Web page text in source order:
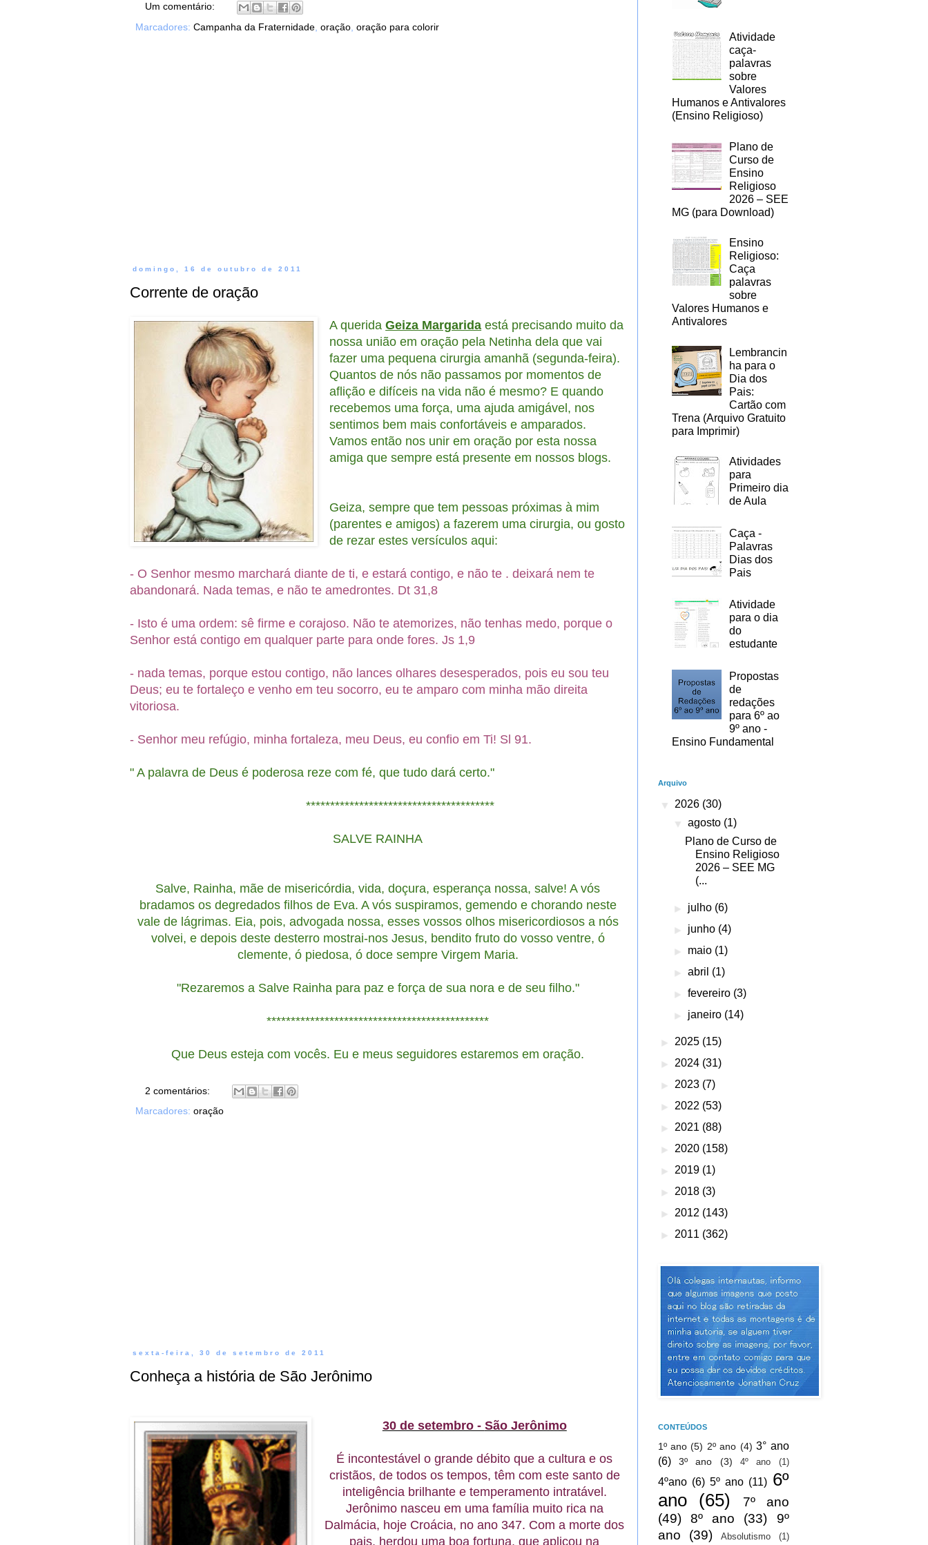
Um comentário:
Marcadores: Campanha da Fraternidade, oração, oração para colorir
domingo, 16 de outubro de 2011
Corrente de oração
A queridaGeiza Margarida está precisando muito da
nossa união em oração pela Netinha dela que vai
fazer uma pequena cirurgia amanhã (segunda-feira).
Quantos de nós não passamos por momentos de
aflição e difíceis na vida não é mesmo? E quando
recebemos uma força, uma ajuda amigável, nos
sentimos bem mais confortáveis e amparados.
Vamos então nos unir em oração por esta nossa
amiga que sempre está presente em nossos blogs.
Geiza, sempre que tem pessoas próximas à mim
(parentes e amigos) a fazerem uma cirurgia, ou gosto
de rezar estes versículos aqui:
-O Senhor mesmo marchará diante de ti, e estará contigo, e não te . deixará nem te
abandonará. Nada temas, e não te amedrontes. Dt 31,8
- Isto é uma ordem: sê firme e corajoso. Não te atemorizes, não tenhas medo, porque o
Senhor está contigo em qualquer parte para onde fores. Js 1,9
- nada temas, porque estou contigo, não lances olhares desesperados, pois eu sou teu
Deus; eu te fortaleço e venho em teu socorro, eu te amparo com minha mão direita
vitoriosa.
- Senhor meu refúgio, minha fortaleza, meu Deus, eu confio em Ti! Sl 91.
" A palavra de Deus é poderosa reze com fé, que tudo dará certo."
***************************************
SALVE RAINHA
Salve, Rainha, mãe de misericórdia, vida, doçura, esperança nossa, salve! A vós
bradamos os degredados filhos de Eva. A vós suspiramos, gemendo e chorando neste
vale de lágrimas. Eia, pois, advogada nossa, esses vossos olhos misericordiosos a nós
volvei, e depois deste desterro mostrai-nos Jesus, bendito fruto do vosso ventre, ó
clemente, ó piedosa, ó doce sempre Virgem Maria.
"Rezaremos a Salve Rainha para paz e força de sua nora e de seu filho."
**********************************************
Que Deus esteja com vocês. Eu e meus seguidores estaremos em oração.
2 comentários:
Marcadores: oração
sexta-feira, 30 de setembro de 2011
Conheça a história de São Jerônimo
30 de setembro - São Jerônimo
É incontestável o grande débito que a cultura e os
cristãos, de todos os tempos, têm com este santo de
inteligência brilhante e temperamento intratável.
Jerônimo nasceu em uma família muito rica na
Dalmácia, hoje Croácia, no ano 347. Com a morte dos
pais, herdou uma boa fortuna, que aplicou na
Atividade
caça-
palavras
sobre
Valores
Humanos e Antivalores
(Ensino Religioso)
Plano de
Curso de
Ensino
Religioso
2026 – SEE
MG (para Download)
Ensino
Religioso:
Caça
palavras
sobre
Valores Humanos e
Antivalores
Lembrancin
ha para o
Dia dos
Pais:
Cartão com
Trena (Arquivo Gratuito
para Imprimir)
Atividades
para
Primeiro dia
de Aula
Caça -
Palavras
Dias dos
Pais
Atividade
para o dia
do
estudante
Propostas
de
redações
para 6º ao
9º ano -
Ensino Fundamental
Arquivo
▼ 2026 (30)
▼ agosto (1)
Plano de Curso de
Ensino Religioso
2026 – SEE MG
(...
► julho (6)
► junho (4)
► maio (1)
► abril (1)
► fevereiro (3)
► janeiro (14)
► 2025 (15)
► 2024 (31)
► 2023 (7)
► 2022 (53)
► 2021 (88)
► 2020 (158)
► 2019 (1)
► 2018 (3)
► 2012 (143)
► 2011 (362)
CONTEÚDOS
1º ano (5) 2º ano (4) 3° ano
(6)
3º ano (3) 4º ano (1)
4ºano (6) 5º ano (11) 6º
ano
(65)
7º ano
(49)
8º ano (33)
9º
ano
(39) Absolutismo (1)